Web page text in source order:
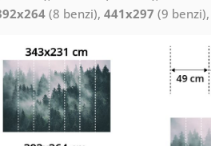
(8 benzi), 441x297 (9 benzi),